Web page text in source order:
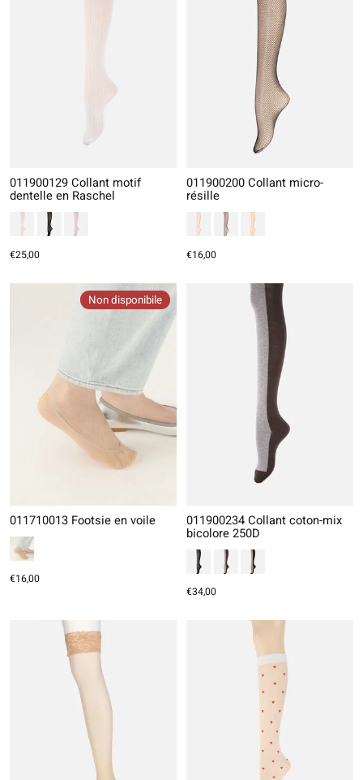
011900129 Collant motif
dentelle en Raschel
€25,00
011900200 Collant micro-
résille
€16,00
Non disponibile
011710013 Footsie en voile
€16,00
011900234 Collant coton-mix
bicolore 250D
€34,00